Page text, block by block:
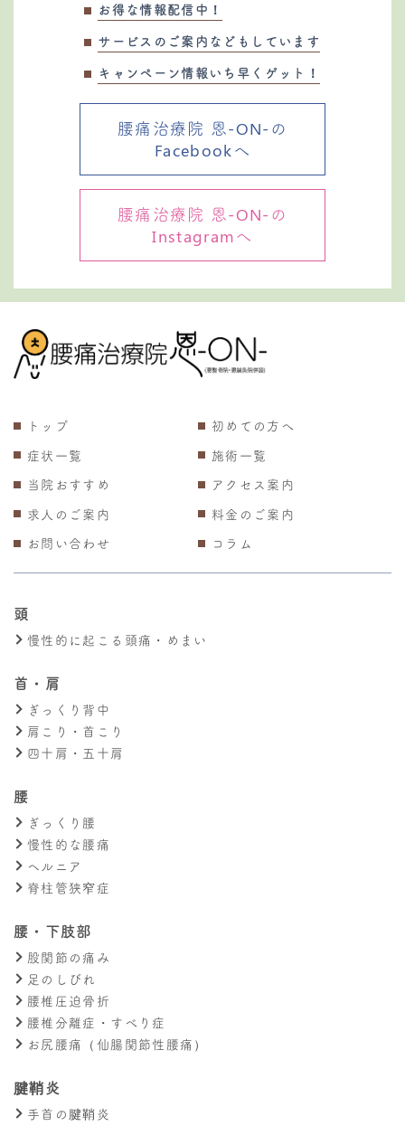
お得な情報配信中！
サービスのご案内などもしています
キャンペーン情報いち早くゲット！
腰痛治療院 恩-ON-の
Facebookへ
腰痛治療院 恩-ON-の
Instagramへ
トップ
初めての方へ
症状一覧
施術一覧
当院おすすめ
アクセス案内
求人のご案内
料金のご案内
お問い合わせ
コラム
頭
慢性的に起こる頭痛・めまい
首・肩
ぎっくり背中
肩こり・首こり
四十肩・五十肩
腰
ぎっくり腰
慢性的な腰痛
ヘルニア
脊柱管狭窄症
腰・下肢部
股関節の痛み
足のしびれ
腰椎圧迫骨折
腰椎分離症・すべり症
お尻腰痛（仙腸関節性腰痛）
腱鞘炎
手首の腱鞘炎